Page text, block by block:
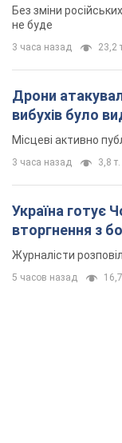
Без зміни
не буде
3 часа назад 23,2
Дрони
вибухів було
Місцеві активно
3 часа назад 3,8 т.
Україна готує
вторгнення з
Журналісти
5 часов назад